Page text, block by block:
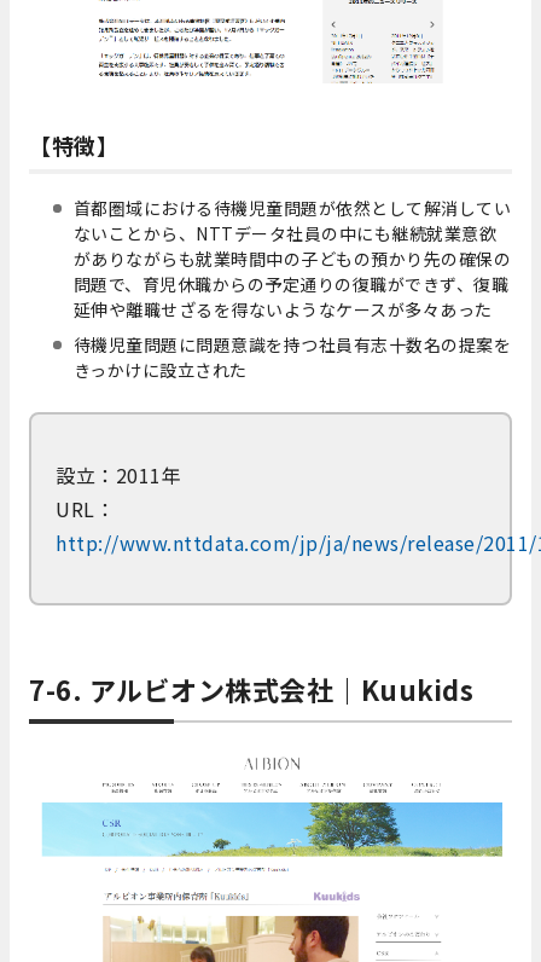
【特徴】
首都圏域における待機児童問題が依然として解消してい
ないことから、NTTデータ社員の中にも継続就業意欲
がありながらも就業時間中の子どもの預かり先の確保の
問題で、育児休職からの予定通りの復職ができず、復職
延伸や離職せざるを得ないようなケースが多々あった
待機児童問題に問題意識を持つ社員有志十数名の提案を
きっかけに設立された
設立：2011年
URL：
http://www.nttdata.com/jp/ja/news/release/
7-6. アルビオン株式会社｜Kuukids